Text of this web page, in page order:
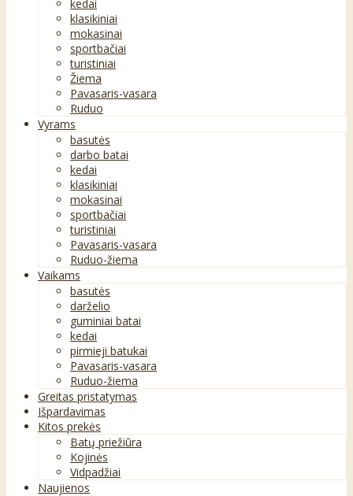
kedai
klasikiniai
mokasinai
sportbačiai
turistiniai
Žiema
Pavasaris-vasara
Ruduo
Vyrams
basutės
darbo batai
kedai
klasikiniai
mokasinai
sportbačiai
turistiniai
Pavasaris-vasara
Ruduo-žiema
Vaikams
basutės
darželio
guminiai batai
kedai
pirmieji batukai
Pavasaris-vasara
Ruduo-žiema
Greitas pristatymas
Išpardavimas
Kitos prekės
Batų priežiūra
Kojinės
Vidpadžiai
Naujienos